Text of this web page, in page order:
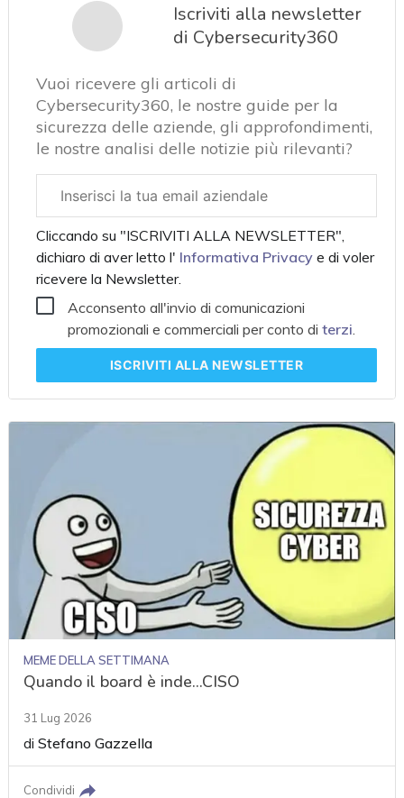
Iscriviti alla newsletter
di Cybersecurity360
Vuoi ricevere gli articoli di
Cybersecurity360, le nostre guide per la
sicurezza delle aziende, gli approfondimenti,
le nostre analisi delle notizie più rilevanti?
aziendale
Cliccando su "ISCRIVITI ALLA NEWSLETTER",
dichiaro di aver letto l' Informativa Privacye di voler
ricevere la Newsletter.
Acconsento all'invio di comunicazioni
promozionali e commerciali per conto diterzi.
ISCRIVITI ALLA NEWSLETTER
MEME DELLA SETTIMANA
Quando il board è inde...CISO
31 Lug 2026
diStefano Gazzella
Condividi